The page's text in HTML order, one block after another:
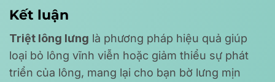
Kết luận
Triệt lông lưng là phương pháp hiệu quả giúp
loại bỏ lông vĩnh viễn hoặc giảm thiểu sự phát
triển của lông, mang lại cho bạn bờ lưng mịn